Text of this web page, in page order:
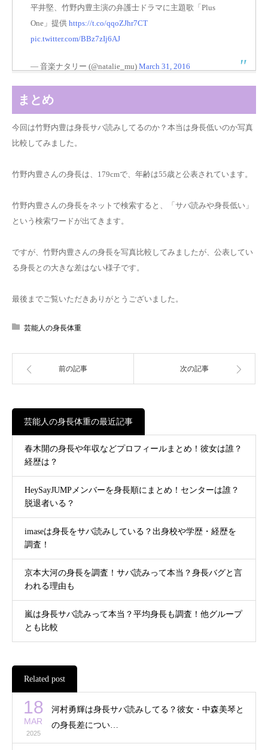
平井堅、竹野内豊主演の弁護士ドラマに主題歌「Plus
One」提供 https://t.co/qqoZJhr7CT
pic.twitter.com/BBz7zIj6AJ
— 音楽ナタリー (@natalie_mu) March 31, 2016
まとめ
今回は竹野内豊は身長サバ読みしてるのか？本当は身長低いのか写真
比較してみました。
竹野内豊さんの身長は、179cmで、年齢は55歳と公表されています。
竹野内豊さんの身長をネットで検索すると、「サバ読みや身長低い」
という検索ワードが出てきます。
ですが、竹野内豊さんの身長を写真比較してみましたが、公表してい
る身長との大きな差はない様子です。
最後までご覧いただきありがとうございました。
芸能人の身長体重
前の記事 次の記事
芸能人の身長体重の最近記事
春木開の身長や年収などプロフィールまとめ！彼女は誰？
経歴は？
HeySayJUMPメンバーを身長順にまとめ！センターは誰？
脱退者いる？
imaseは身長をサバ読みしている？出身校や学歴・経歴を
調査！
京本大河の身長を調査！サバ読みって本当？身長バグと言
われる理由も
嵐は身長サバ読みって本当？平均身長も調査！他グループ
とも比較
Related post
18
MAR
2025
河村勇輝は身長サバ読みしてる？彼女・中森美琴と
の身長差につい…